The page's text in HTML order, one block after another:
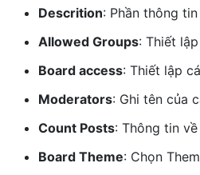
Descrition: Phần thông
Allowed Groups: Thiết
Board access: Thiết lập
Moderators: Ghi tên của
Count Posts: Thông tin
Board Theme: Chọn